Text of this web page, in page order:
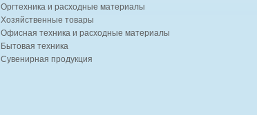
Оргтехника и расходные материалы
Хозяйственные товары
Офисная техника и расходные материалы
Бытовая техника
Сувенирная продукция